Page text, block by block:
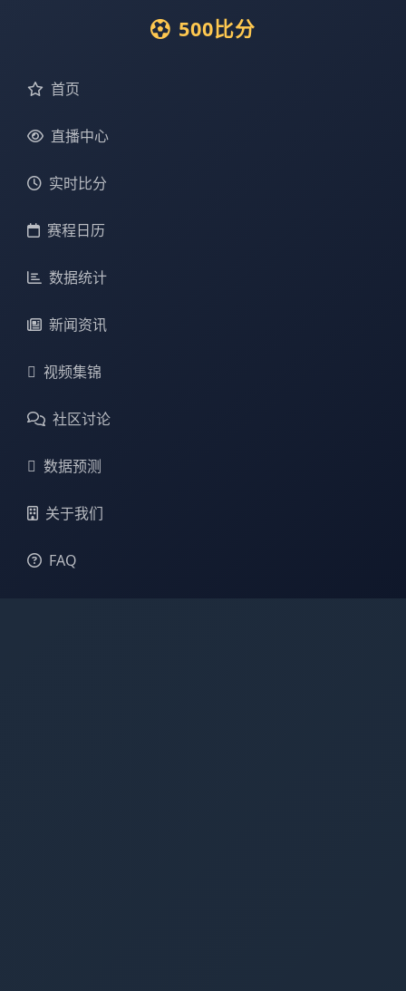
500比分
首页
直播中心
实时比分
赛程日历
数据统计
新闻资讯
视频集锦
社区讨论
数据预测
关于我们
FAQ